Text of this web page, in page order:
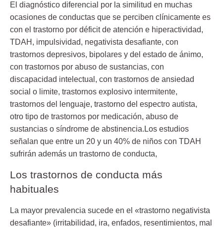
El diagnóstico diferencial por la similitud en muchas
ocasiones de conductas que se perciben clínicamente es
con el trastorno por déficit de atención e hiperactividad,
TDAH, impulsividad, negativista desafiante, con
trastornos depresivos, bipolares y del estado de ánimo,
con trastornos por abuso de sustancias, con
discapacidad intelectual, con trastornos de ansiedad
social o limite, trastornos explosivo intermitente,
trastornos del lenguaje, trastorno del espectro autista,
otro tipo de trastornos por medicación, abuso de
sustancias o síndrome de abstinencia.Los estudios
señalan que entre un 20 y un 40% de niños con TDAH
sufrirán además un trastorno de conducta,
Los trastornos de conducta más
habituales
La mayor prevalencia sucede en el «trastorno negativista
desafiante» (irritabilidad, ira, enfados, resentimientos, mal